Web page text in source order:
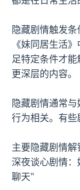
隐藏剧情触发条
《妹同居生活
足特定条件才
更深层的内容。
隐藏剧情通常
行为相关。有些
主要隐藏剧情解
深夜谈心剧情
聊天"